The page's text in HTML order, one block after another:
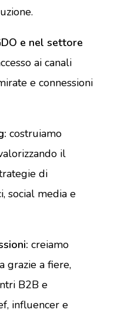
e nel settore
ai canali
e connessioni
costruiamo
il
di
social media e
creiamo
grazie a fiere,
B2B e
influencer e